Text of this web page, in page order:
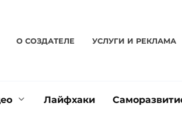
О CОЗДАТЕЛЕ УСЛУГИ И РЕКЛАМА
Лайфхаки